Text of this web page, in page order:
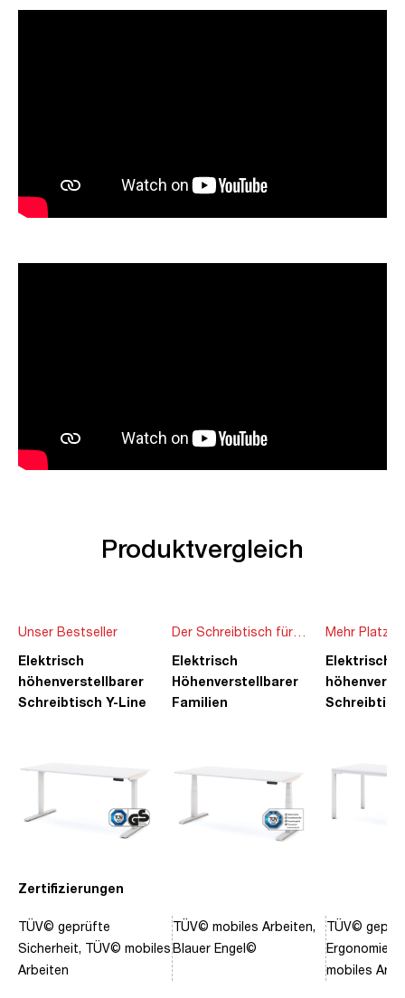
Produktvergleich
Zertifizierungen
Unser Bestseller
Elektrisch
höhenverstellbarer
Schreibtisch Y-Line
TÜV© geprüfte
Sicherheit, TÜV© mobiles
Arbeiten
Der Schreibtisch für
die ganze Familie
Elektrisch
Höhenverstellbarer
Familien
TÜV© mobiles Arbeiten,
Blauer Engel©
Mehr Platz
Ideen
Elektrisch
TÜV©
Ergonomie,
mobiles